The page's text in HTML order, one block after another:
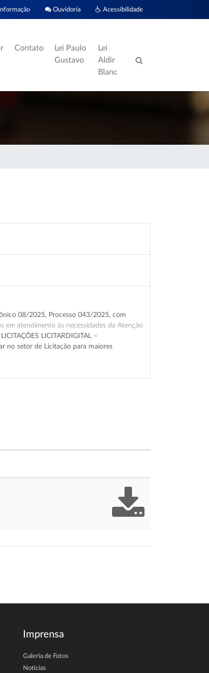
Acessibilidade
Ouvidoria
Contato
Lei Paulo
Gustavo
Lei
Aldir
Blanc
08/2025, Processo 043/2025, com
em atendimento às necessidades da Atenção
LICITARDIGITAL –
no setor de Licitação para maiores
Imprensa
Galeria de Fotos
Notícias